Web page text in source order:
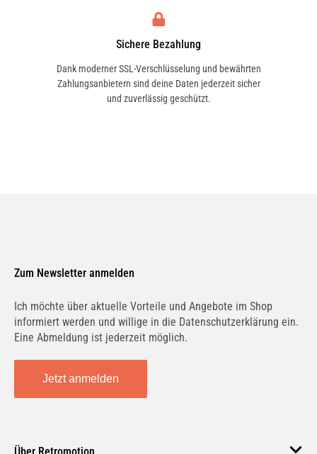
Sichere Bezahlung
Dank moderner SSL-Verschlüsselung und bewährten
Zahlungsanbietern sind deine Daten jederzeit sicher
und zuverlässig geschützt.
Zum Newsletter anmelden
Ich möchte über aktuelle Vorteile und Angebote im Shop
informiert werden und willige in die Datenschutzerklärung ein.
Eine Abmeldung ist jederzeit möglich.
Jetzt anmelden